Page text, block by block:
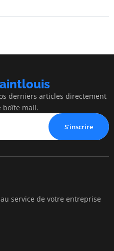
derniers articles directement
boîte mail.
S'inscrire
service de votre entreprise